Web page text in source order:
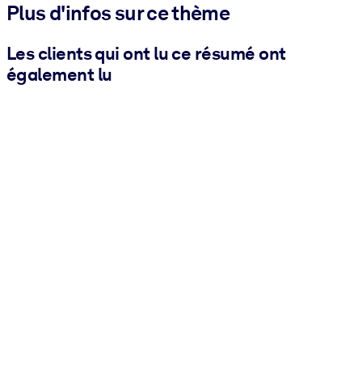
Plus d'infos sur ce thème
Les clients qui ont lu ce résumé ont
également lu